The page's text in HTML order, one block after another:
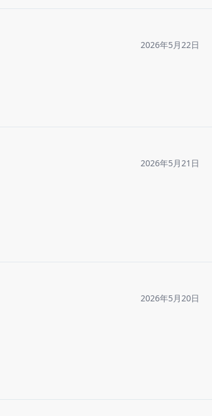
2026年5月22日
2026年5月21日
2026年5月20日